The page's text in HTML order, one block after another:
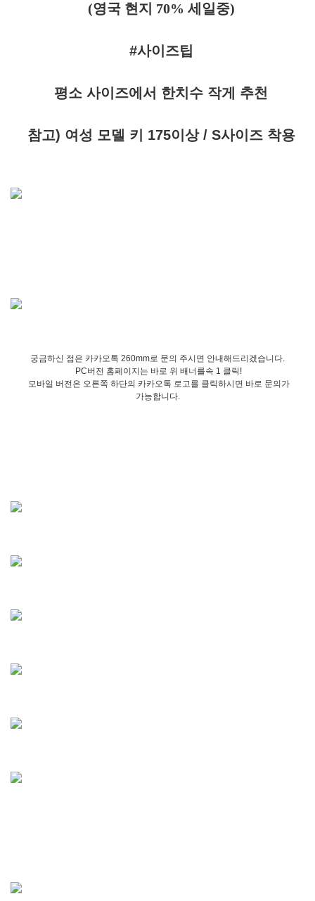
(영국 현지 70% 세일중)
#사이즈팁
평소 사이즈에서 한치수 작게 추천
참고) 여성 모델 키 175이상 / S사이즈 착용
궁금하신 점은 카카오톡 260mm로 문의 주시면 안내해드리겠습니다.
PC버전 홈페이지는 바로 위 배너를속 1 클릭!
모바일 버전은 오른쪽 하단의 카카오톡 로고를 클릭하시면 바로 문의가
가능합니다.